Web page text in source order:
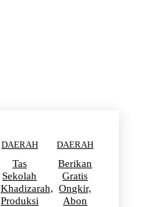
DAERAH
Tas
Sekolah
Khadizarah,
Produksi
DAERAH
Berikan
Gratis
Ongkir,
Abon